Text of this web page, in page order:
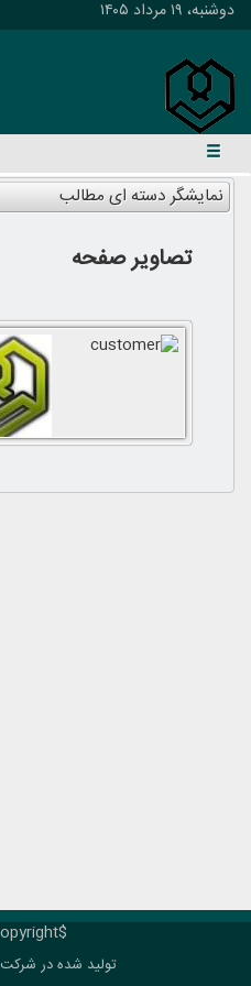
دوشنبه، ۱۹ مرداد ۱۴۰۵
نمایشگر دسته ای مطالب
تصاویر صفحه
$footerCopyright
تولید شده در شرکت